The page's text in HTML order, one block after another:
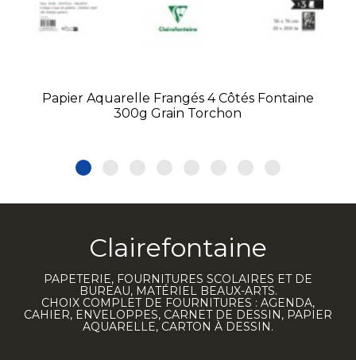
Papier Aquarelle Frangés 4 Côtés Fontaine
300g Grain Torchon
Clairefontaine
PAPETERIE, FOURNITURES SCOLAIRES ET DE
BUREAU, MATÉRIEL BEAUX-ARTS.
CHOIX COMPLET DE FOURNITURES : AGENDA,
CAHIER, ENVELOPPES, CARNET DE DESSIN, PAPIER
AQUARELLE, CARTON À DESSIN.